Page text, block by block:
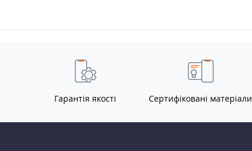
Гарантія якості Сертифіковані матеріали